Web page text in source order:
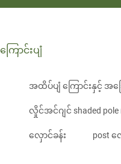
ကြောင်းပျံ
အထိပ်ပျံ ကြောင်းနှင့် အခ
လှိုင်အင်ဂျင် shaded
လှောင်ခန်း post လှ